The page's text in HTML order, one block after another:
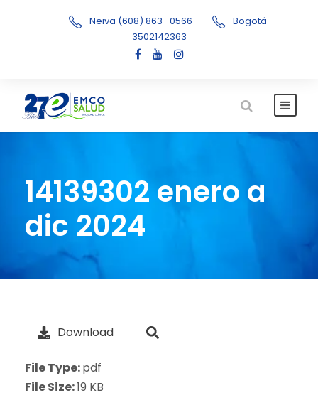
Neiva (608) 863- 0566
Bogotá
3502142363
14139302 enero a
dic 2024
Download
File Type:pdf
File Size:19 KB